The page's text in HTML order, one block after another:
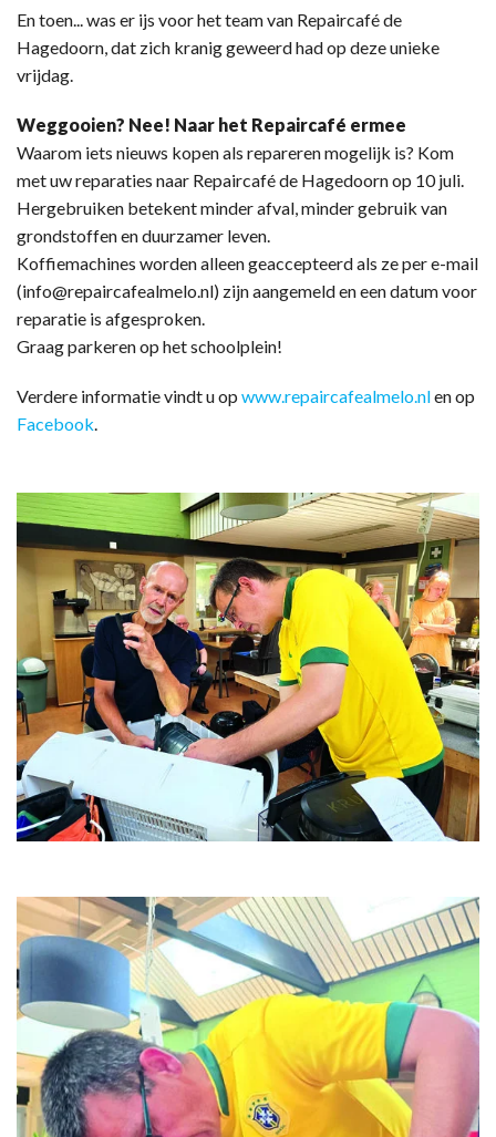
En toen... was er ijs voor het team van Repaircafé de
Hagedoorn, dat zich kranig geweerd had op deze unieke
vrijdag.
Weggooien? Nee! Naar het Repaircafé ermee
Waarom iets nieuws kopen als repareren mogelijk is? Kom
met uw reparaties naar Repaircafé de Hagedoorn op 10 juli.
Hergebruiken betekent minder afval, minder gebruik van
grondstoffen en duurzamer leven.
Koffiemachines worden alleen geaccepteerd als ze per e-mail
(info@repaircafealmelo.nl) zijn aangemeld en een datum voor
reparatie is afgesproken.
Graag parkeren op het schoolplein!
Verdere informatie vindt u op www.repaircafealmelo.nlen op
Facebook.